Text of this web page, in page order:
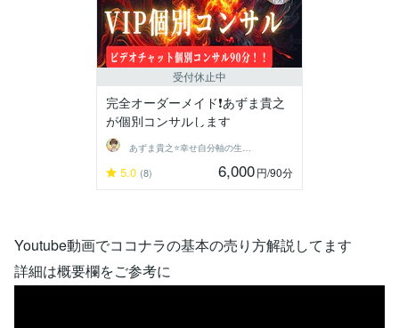
受付休止中
完全オーダーメイド❗あずま貴之
が個別コンサルします
あずま貴之⭐幸せ自分軸の生き方育成コーチ
5.0 (8) 6,000円/90分
Youtube動画でココナラの基本の売り方解説してます
詳細は概要欄をご参考に